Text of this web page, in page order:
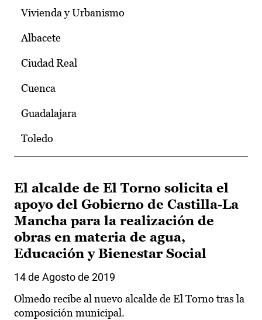
Vivienda y Urbanismo
Albacete
Ciudad Real
Cuenca
Guadalajara
Toledo
El alcalde de El Torno solicita el
apoyo del Gobierno de Castilla-La
Mancha para la realización de
obras en materia de agua,
Educación y Bienestar Social
14 de Agosto de 2019
Olmedo recibe al nuevo alcalde de El Torno tras la
composición municipal.